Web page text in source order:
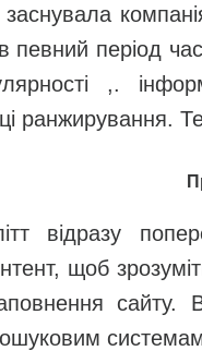
певний період
,.
ранжирування.
відразу
щоб
сайту.